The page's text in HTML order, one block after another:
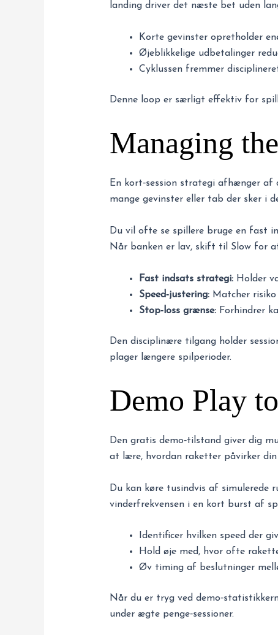
landing driver det næste bet uden
Korte gevinster opretholder
Øjeblikkelige udbetalinger
Cyklussen fremmer
Denne loop er særligt effektiv for
Managing
En kort‑session strategi afhænger
mange gevinster eller tab der sker i
Du vil ofte se spillere bruge en fast
Når banken er lav, skift til Slow for
Fast indsats strategi:Holder
Speed‑justering:Matcher risiko
Stop‑loss grænse:Forhindrer
Den disciplinære tilgang holder
plager længere spilperioder.
Demo Play
Den gratis demo‑tilstand giver dig
at lære, hvordan raketter påvirker
Du kan køre tusindvis af
vinderfrekvensen i en kort burst af
Identificer hvilken speed der
Hold øje med, hvor ofte
Øv timing af beslutninger
Når du er tryg ved
under ægte penge‑sessioner.